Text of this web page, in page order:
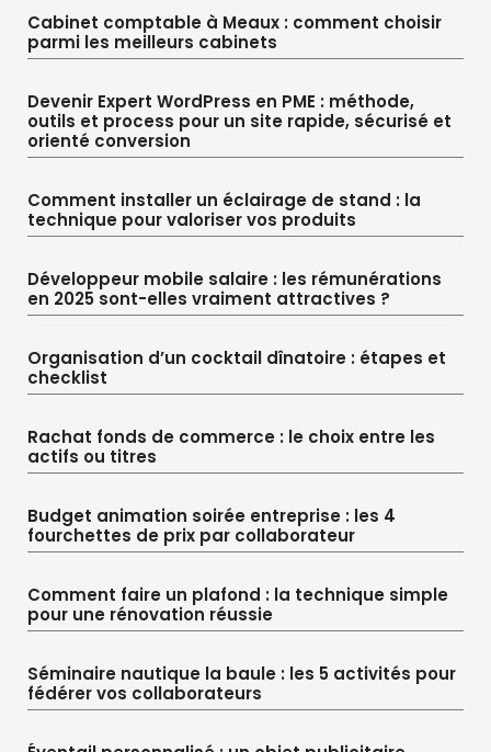
Cabinet comptable à Meaux : comment choisir
parmi les meilleurs cabinets
Devenir Expert WordPress en PME : méthode,
outils et process pour un site rapide, sécurisé et
orienté conversion
Comment installer un éclairage de stand : la
technique pour valoriser vos produits
Développeur mobile salaire : les rémunérations
en 2025 sont-elles vraiment attractives ?
Organisation d’un cocktail dînatoire : étapes et
checklist
Rachat fonds de commerce : le choix entre les
actifs ou titres
Budget animation soirée entreprise : les 4
fourchettes de prix par collaborateur
Comment faire un plafond : la technique simple
pour une rénovation réussie
Séminaire nautique la baule : les 5 activités pour
fédérer vos collaborateurs